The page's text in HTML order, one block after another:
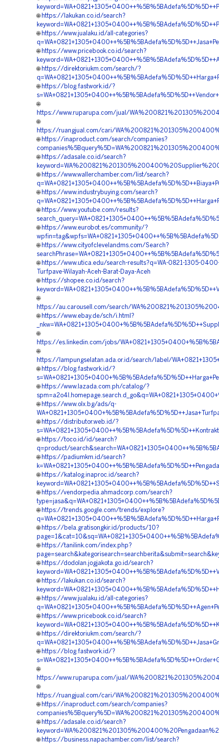
🌐 https://lakukan.co.id/search?
🌐 https://www.jualaku.id/all-categories?
🌐 https://www.pricebook.co.id/search?
🌐 https://direktoriukm.com/search/?
🌐 https://blog.fastwork.id/?
🌐
https://www.ruparupa.com/jual/
🌐
https://ruangjual.com/cari/
🌐 https://inaproduct.com/search/companies?
🌐 https://adasale.co.id/search?
🌐 https://www.wallerchamber.com/list/search?
🌐 https://www.industrybuying.com/search?
🌐 https://www.youtube.com/results?
🌐 https://www.eurobot.es/community/?
🌐 https://www.cityofclevelandms.com/Search?
🌐 https://www.utica.edu/search-results?q=WA-0821-1305-
Turfpave-Wilayah-Aceh-Barat-Daya-Aceh
🌐 https://shopee.co.id/search?
🌐
https://au.carousell.com/search/
🌐 https://www.ebay.de/sch/i.html?
🌐
https://es.linkedin.com/jobs/
🌐
https://lampungselatan.ada.or.id/search/label/
🌐 https://blog.fastwork.id/?
🌐 https://www.lazada.com.ph/catalog/?
🌐 https://www.olx.bg/ads/q-
🌐 https://distributor.web.id/?
🌐 https://toco.id/id/search?
q=product/
🌐 https://padiumkm.id/search?
🌐 https://katalog.inaproc.id/search?
🌐 https://vendorpedia.ahmadcorp.com/search?
🌐 https://trends.google.com/trends/explore?
🌐 https://bela.gratisongkir.id/products/10?
🌐 https://tanilink.com/index.php?
🌐 https://dodolan.jogjakota.go.id/search?
🌐 https://lakukan.co.id/search?
🌐 https://www.jualaku.id/all-categories?
🌐 https://www.pricebook.co.id/search?
🌐 https://direktoriukm.com/search/?
🌐 https://blog.fastwork.id/?
🌐
https://www.ruparupa.com/jual/
🌐
https://ruangjual.com/cari/
🌐 https://inaproduct.com/search/companies?
🌐 https://adasale.co.id/search?
🌐 https://business.napachamber.com/list/search?